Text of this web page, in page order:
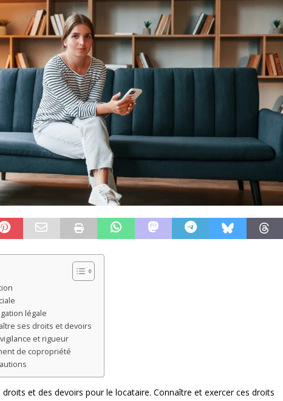
légale
ses droits et devoirs
et rigueur
de copropriété
et des devoirs pour le locataire. Connaître et exercer ces droits